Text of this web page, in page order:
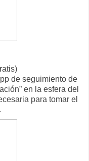
de seguimiento de
en la esfera del
para tomar el